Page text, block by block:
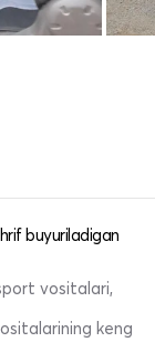
buyuriladigan
vositalari,
keng